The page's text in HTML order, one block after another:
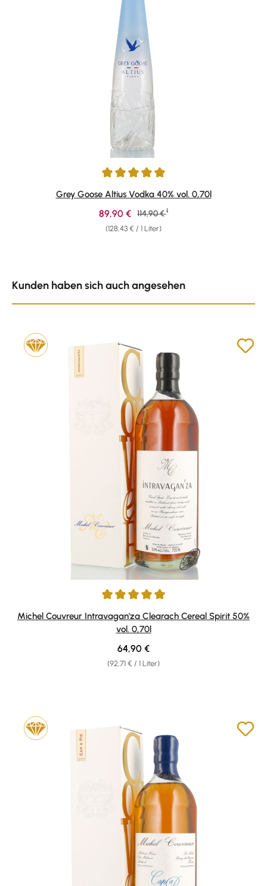
Durchschnittliche Bewertung von 5 von 5 Sternen
Grey Goose Altius Vodka 40% vol. 0,70l
(128,43 € / 1 Liter)
Verkaufspreis:
89,90 € Regulärer Preis:
114,90 € 1
Kunden haben sich auch angesehen
Durchschnittliche Bewertung von 5 von 5 Sternen
Michel Couvreur Intravagan'za Clearach Cereal Spirit 50%
vol. 0,70l
(92,71 € / 1 Liter)
Regulärer Preis:
64,90 €